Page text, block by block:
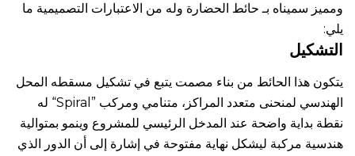
ومميز سميناه بـ حائط الحضارة وله من الاعتبارات التصميمية ما
يلي:
التشكيل
يتكون هذا الحائط من بناء مصمت يتبع في تشكيل مسقطه المحل
الهندسي لمنحنى متعدد المراكز، متنامي ومركب ”Spiral“ له
نقطة بداية واضحة عند المدخل الرئيسي للمشروع وينمو بمتوالية
هندسية مركبة ليشكل نهاية مفتوحة في إشارة إلى أن الدور الذي